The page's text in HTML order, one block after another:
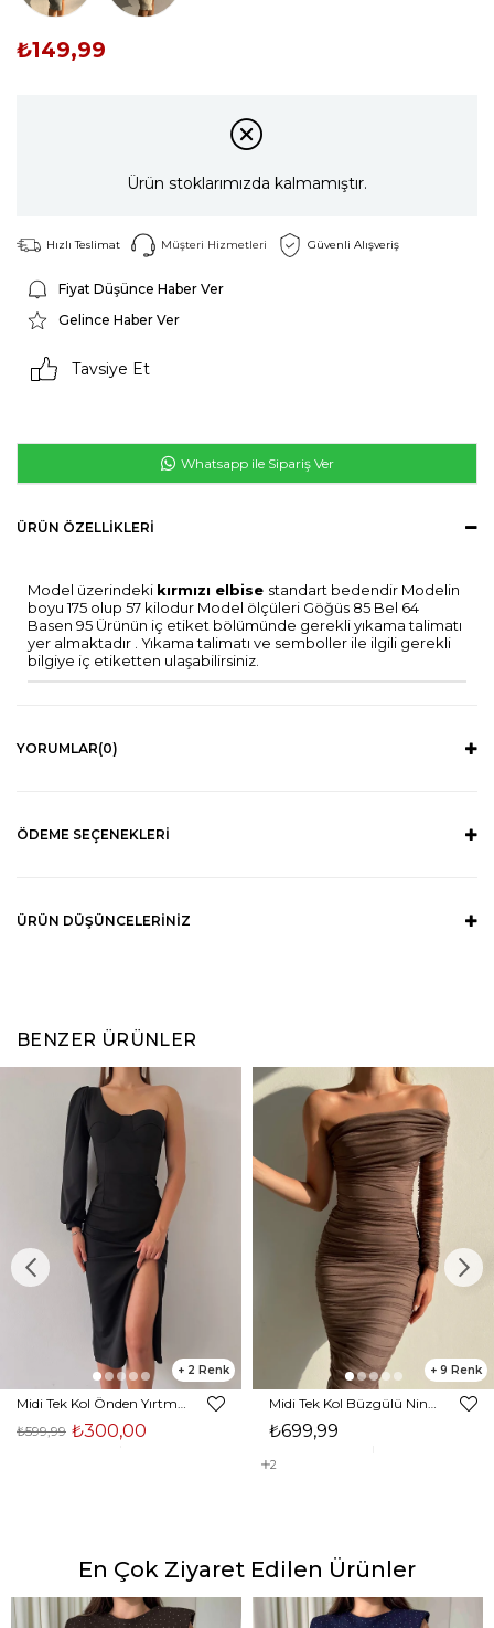
₺149,99
Ürün stoklarımızda kalmamıştır.
Hızlı Teslimat Müşteri Hizmetleri Güvenli Alışveriş
Fiyat Düşünce Haber Ver
Gelince Haber Ver
Tavsiye Et
Whatsapp ile Sipariş Ver
ÜRÜN ÖZELLIKLERI
Model üzerindeki kırmızı elbise standart bedendir Modelin
boyu 175 olup 57 kilodur Model ölçüleri Göğüs 85 Bel 64
Basen 95 Ürünün iç etiket bölümünde gerekli yıkama talimatı
yer almaktadır . Yıkama talimatı ve semboller ile ilgili gerekli
bilgiye iç etiketten ulaşabilirsiniz.
YORUMLAR(0)
ÖDEME SEÇENEKLERI
ÜRÜN DÜŞÜNCELERINIZ
BENZER ÜRÜNLER
2
₺300,00
₺599,99
9
₺699,99
2
En Çok Ziyaret Edilen Ürünler